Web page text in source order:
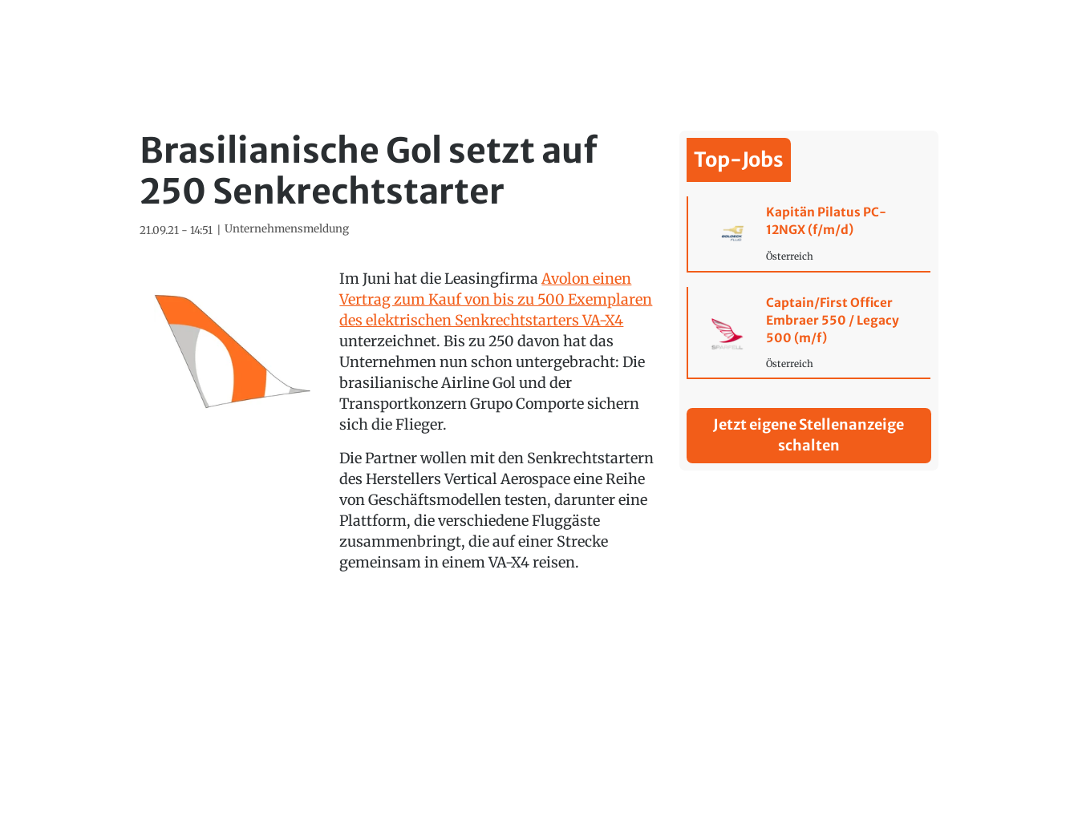
Brasilianische Gol setzt auf
250 Senkrechtstarter
21.09.21 - 14:51 Unternehmensmeldung
Im Juni hat die LeasingfirmaAvolon einen
Vertrag zum Kauf von bis zu 500 Exemplaren
des elektrischen Senkrechtstarters VA-X4
unterzeichnet. Bis zu 250 davon hat das
Unternehmen nun schon untergebracht: Die
brasilianische Airline Gol und der
Transportkonzern Grupo Comporte sichern
sich die Flieger.
Die Partner wollen mit den Senkrechtstartern
des Herstellers Vertical Aerospace eine Reihe
von Geschäftsmodellen testen, darunter eine
Plattform, die verschiedene Fluggäste
zusammenbringt, die auf einer Strecke
gemeinsam in einem VA-X4 reisen.
Top-Jobs
Kapitän Pilatus PC-
12NGX (f/m/d)
Österreich
Captain/First Officer
Embraer 550 / Legacy
500 (m/f)
Österreich
Jetzt eigene Stellenanzeige
schalten